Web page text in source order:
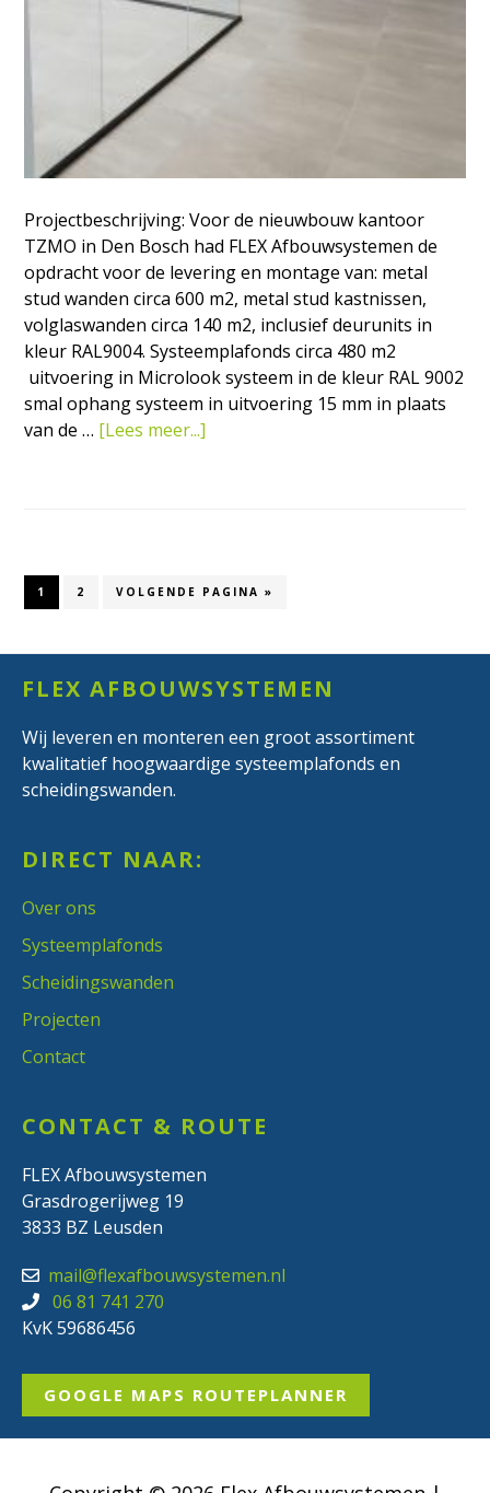
Projectbeschrijving: Voor de nieuwbouw kantoor
TZMO in Den Bosch had FLEX Afbouwsystemen de
opdracht voor de levering en montage van: metal
stud wanden circa 600 m2, metal stud kastnissen,
volglaswanden circa 140 m2, inclusief deurunits in
kleur RAL9004. Systeemplafonds circa 480 m2
uitvoering in Microlook systeem in de kleur RAL 9002
smal ophang systeem in uitvoering 15 mm in plaats
van de … [Lees meer...]
PAGINA
1 PAGINA
2
GA
VOLGENDE PAGINA »
FLEX AFBOUWSYSTEMEN
Wij leveren en monteren een groot assortiment
kwalitatief hoogwaardige systeemplafonds en
scheidingswanden.
DIRECT NAAR:
Over ons
Systeemplafonds
Scheidingswanden
Projecten
Contact
CONTACT & ROUTE
FLEX Afbouwsystemen
Grasdrogerijweg 19
3833 BZ Leusden
mail@flexafbouwsystemen.nl
06 81 741 270
KvK 59686456
GOOGLE MAPS ROUTEPLANNER